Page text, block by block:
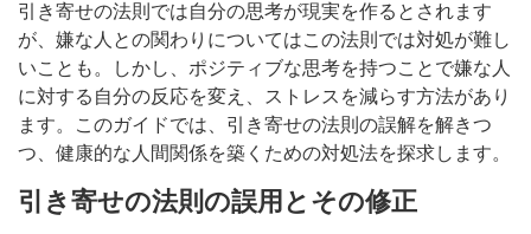
引き寄せの法則では自分の思考が現実を作るとされます
が、嫌な人との関わりについてはこの法則では対処が難し
いことも。しかし、ポジティブな思考を持つことで嫌な人
に対する自分の反応を変え、ストレスを減らす方法があり
ます。このガイドでは、引き寄せの法則の誤解を解きつ
つ、健康的な人間関係を築くための対処法を探求します。
引き寄せの法則の誤用とその修正